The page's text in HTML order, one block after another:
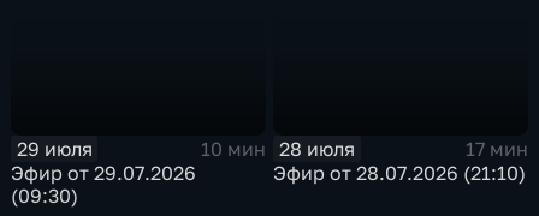
29 июля
10 мин
Эфир от 29.07.2026
(09:30)
28 июля
17 мин
Эфир от 28.07.2026 (21:10)